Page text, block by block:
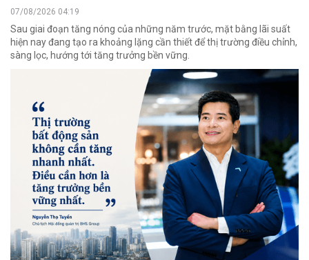
07/08/2026 04:19
Sau giai đoạn tăng nóng của những năm trước, mặt bằng lãi suất
hiện nay đang tạo ra khoảng lặng cần thiết để thị trường điều chỉnh,
sàng lọc, hướng tới tăng trưởng bền vững.